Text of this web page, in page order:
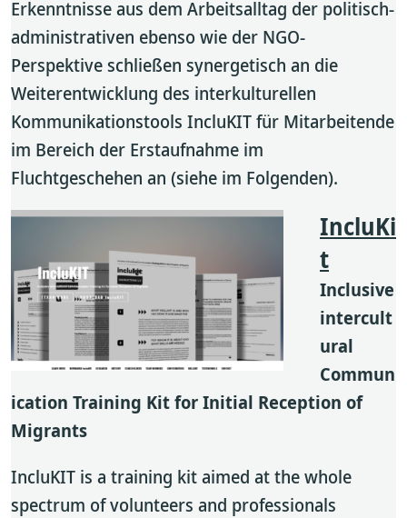
Erkenntnisse aus dem Arbeitsalltag der politisch-
administrativen ebenso wie der NGO-
Perspektive schließen synergetisch an die
Weiterentwicklung des interkulturellen
Kommunikationstools IncluKIT für Mitarbeitende
im Bereich der Erstaufnahme im
Fluchtgeschehen an (siehe im Folgenden).
IncluKi
t
Inclusive
intercult
ural
Commun
ication Training Kit for Initial Reception of
Migrants
IncluKIT is a training kit aimed at the whole
spectrum of volunteers and professionals